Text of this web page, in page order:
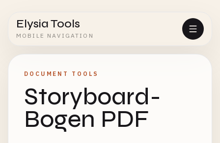
Elysia Tools
MOBILE NAVIGATION
DOCUMENT TOOLS
Storyboard-
Bogen PDF